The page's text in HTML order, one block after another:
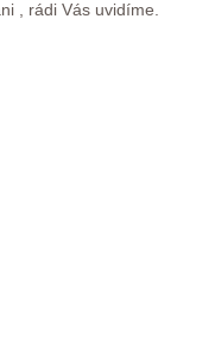
, rádi Vás uvidíme.